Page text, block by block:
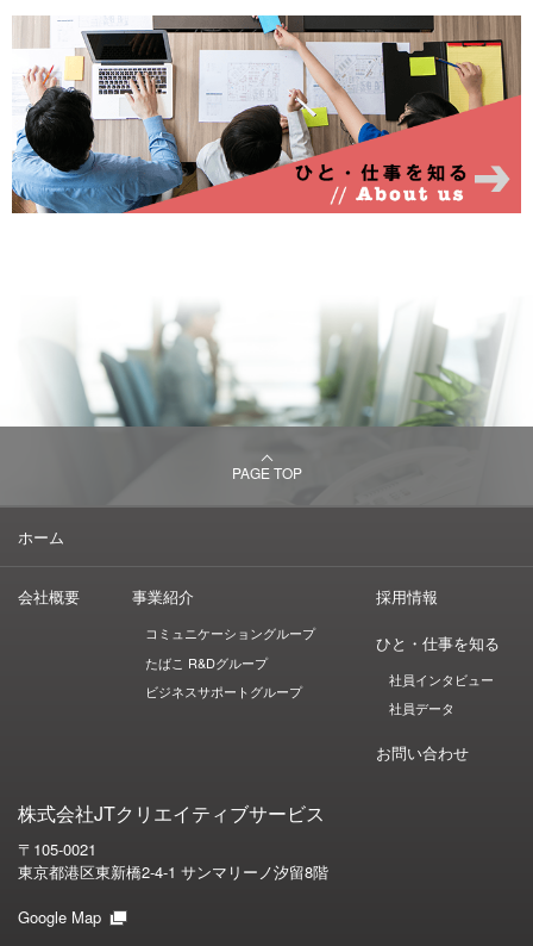
PAGE TOP
ホーム
会社概要 事業紹介
コミュニケーショングループ
たばこ R&Dグループ
ビジネスサポートグループ
採用情報
ひと・仕事を知る
社員インタビュー
社員データ
お問い合わせ
株式会社JTクリエイティブサービス
〒105-0021
東京都港区東新橋2-4-1 サンマリーノ汐留8階
Google Map